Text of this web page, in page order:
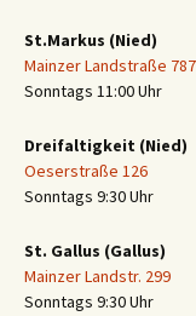
St.Markus (Nied)
Mainzer Landstraße 787
Sonntags 11:00 Uhr
Dreifaltigkeit (Nied)
Oeserstraße 126
Sonntags 9:30 Uhr
St. Gallus (Gallus)
Mainzer Landstr. 299
Sonntags 9:30 Uhr